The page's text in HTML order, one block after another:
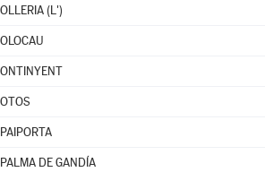
OLLERIA (L')
OLOCAU
ONTINYENT
OTOS
PAIPORTA
PALMA DE GANDÍA